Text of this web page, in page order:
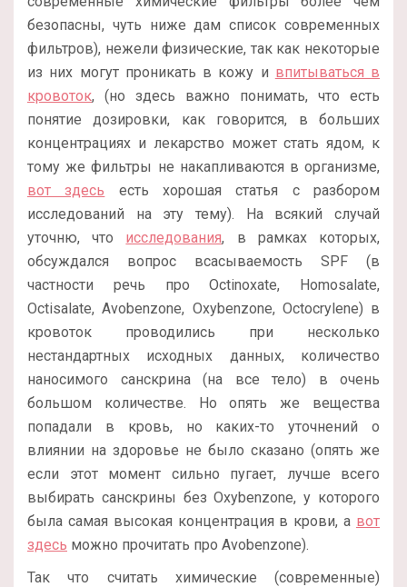
безопасны, чуть ниже дам список современных
фильтров), нежели физические, так как некоторые
из них могут проникать в кожу и впитываться в
кровоток, (но здесь важно понимать, что есть
понятие дозировки, как говорится, в больших
концентрациях и лекарство может стать ядом, к
тому же фильтры не накапливаются в организме,
вот здесь есть хорошая статья с разбором
исследований на эту тему). На всякий случай
уточню, что исследования, в рамках которых,
обсуждался вопрос всасываемость SPF (в
частности речь про Octinoxate, Homosalate,
Octisalate, Avobenzone, Oxybenzone, Octocrylene) в
кровоток проводились при несколько
нестандартных исходных данных, количество
наносимого санскрина (на все тело) в очень
большом количестве. Но опять же вещества
попадали в кровь, но каких-то уточнений о
влиянии на здоровье не было сказано (опять же
если этот момент сильно пугает, лучше всего
выбирать санскрины без Oxybenzone, у которого
была самая высокая концентрация в крови, а вот
здесь можно прочитать про Avobenzone).
Так что считать химические (современные)